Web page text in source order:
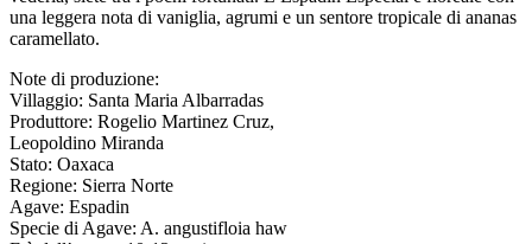
una leggera nota di vaniglia, agrumi e un sentore tropicale di ananas
caramellato.
Note di produzione:
Villaggio: Santa Maria Albarradas
Produttore: Rogelio Martinez Cruz,
Leopoldino Miranda
Stato: Oaxaca
Regione: Sierra Norte
Agave: Espadin
Specie di Agave: A. angustifloia haw